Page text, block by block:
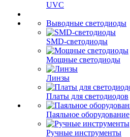
UVC
Выводные светодиоды
SMD-светодиоды
Мощные светодиоды
Линзы
Платы для светодиодов
Паяльное оборудование
Ручные инструменты